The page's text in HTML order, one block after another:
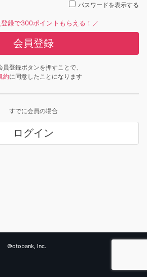
パスワードを表示する
録で300ポイントもらえる！／
会員登録
員登録ボタンを押すことで、
約に同意したことになります
すでに会員の場合
ログイン
©otobank, Inc.